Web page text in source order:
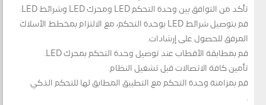
تأكد من التوافق بين وحدة التحكم LED ومحرك LED وشرائط LED.
قم بتوصيل شرائط LED بوحدة التحكم، مع الالتزام بمخطط الأسلاك
المرفق للحصول على إرشادات.
قم بمطابقة الأقطاب عند توصيل وحدة التحكم بمحرك LED.
تأمين كافة الاتصالات قبل تشغيل النظام.
قم بمزامنة وحدة التحكم مع التطبيق المطابق لها للتحكم الذكي